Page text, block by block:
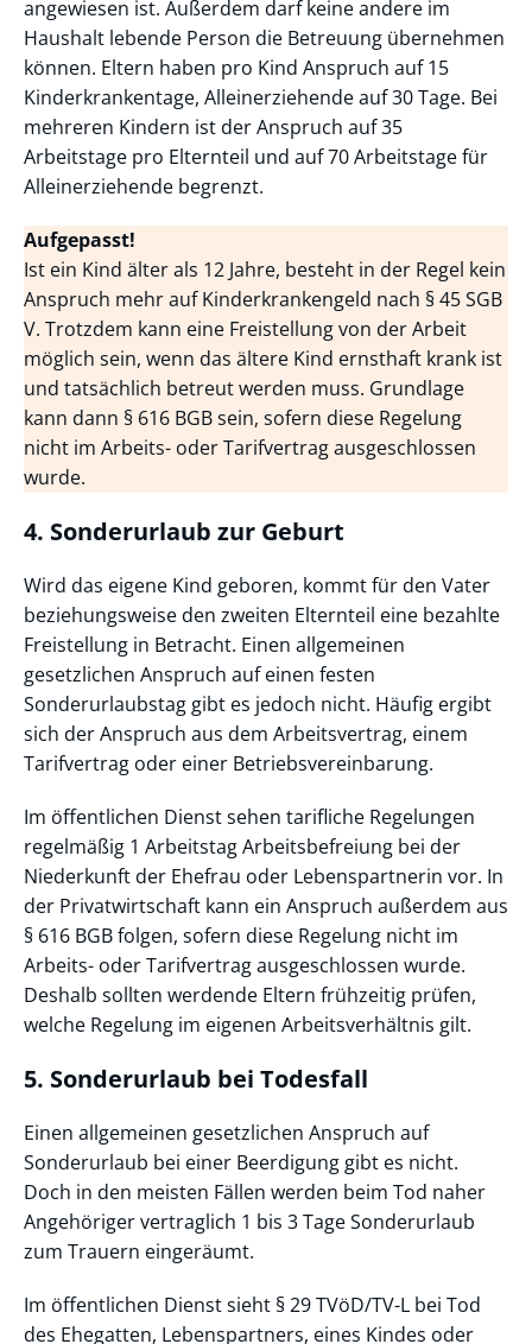
angewiesen ist. Außerdem darf keine andere im
Haushalt lebende Person die Betreuung übernehmen
können. Eltern haben pro Kind Anspruch auf 15
Kinderkrankentage, Alleinerziehende auf 30 Tage. Bei
mehreren Kindern ist der Anspruch auf 35
Arbeitstage pro Elternteil und auf 70 Arbeitstage für
Alleinerziehende begrenzt.
Aufgepasst!
Ist ein Kind älter als 12 Jahre, besteht in der Regel kein
Anspruch mehr auf Kinderkrankengeld nach § 45 SGB
V. Trotzdem kann eine Freistellung von der Arbeit
möglich sein, wenn das ältere Kind ernsthaft krank ist
und tatsächlich betreut werden muss. Grundlage
kann dann § 616 BGB sein, sofern diese Regelung
nicht im Arbeits- oder Tarifvertrag ausgeschlossen
wurde.
4. Sonderurlaub zur Geburt
Wird das eigene Kind geboren, kommt für den Vater
beziehungsweise den zweiten Elternteil eine bezahlte
Freistellung in Betracht. Einen allgemeinen
gesetzlichen Anspruch auf einen festen
Sonderurlaubstag gibt es jedoch nicht. Häufig ergibt
sich der Anspruch aus dem Arbeitsvertrag, einem
Tarifvertrag oder einer Betriebsvereinbarung.
Im öffentlichen Dienst sehen tarifliche Regelungen
regelmäßig 1 Arbeitstag Arbeitsbefreiung bei der
Niederkunft der Ehefrau oder Lebenspartnerin vor. In
der Privatwirtschaft kann ein Anspruch außerdem aus
§ 616 BGB folgen, sofern diese Regelung nicht im
Arbeits- oder Tarifvertrag ausgeschlossen wurde.
Deshalb sollten werdende Eltern frühzeitig prüfen,
welche Regelung im eigenen Arbeitsverhältnis gilt.
5. Sonderurlaub bei Todesfall
Einen allgemeinen gesetzlichen Anspruch auf
Sonderurlaub bei einer Beerdigung gibt es nicht.
Doch in den meisten Fällen werden beim Tod naher
Angehöriger vertraglich 1 bis 3 Tage Sonderurlaub
zum Trauern eingeräumt.
Im öffentlichen Dienst sieht § 29 TVöD/TV-L bei Tod
des Ehegatten, Lebenspartners, eines Kindes oder